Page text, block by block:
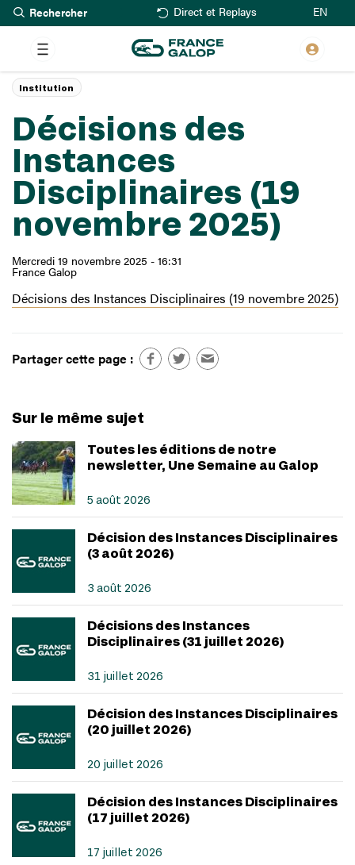
Aller
au
contenu
principal
Rechercher Direct et Replays EN
Décisions des
Instances
Disciplinaires (19
novembre 2025)
Mercredi 19 novembre 2025 - 16:31
France Galop
Institution
Décisions des Instances Disciplinaires (19 novembre 2025)
Partager cette page :
Sur le même sujet
Toutes les éditions de notre
newsletter, Une Semaine au Galop
5 août 2026
Décision des Instances Disciplinaires
(3 août 2026)
3 août 2026
Décisions des Instances
Disciplinaires (31 juillet 2026)
31 juillet 2026
Décision des Instances Disciplinaires
(20 juillet 2026)
20 juillet 2026
Décision des Instances Disciplinaires
(17 juillet 2026)
17 juillet 2026